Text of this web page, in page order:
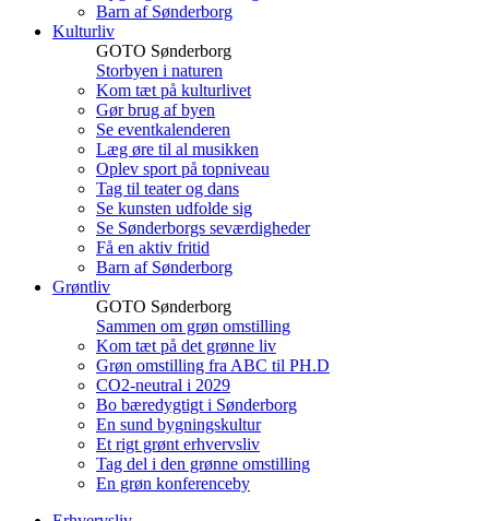
Barn af Sønderborg
Kulturliv
GOTO Sønderborg
Storbyen i naturen
Kom tæt på kulturlivet
Gør brug af byen
Se eventkalenderen
Læg øre til al musikken
Oplev sport på topniveau
Tag til teater og dans
Se kunsten udfolde sig
Se Sønderborgs seværdigheder
Få en aktiv fritid
Barn af Sønderborg
Grøntliv
GOTO Sønderborg
Sammen om grøn omstilling
Kom tæt på det grønne liv
Grøn omstilling fra ABC til PH.D
CO2-neutral i 2029
Bo bæredygtigt i Sønderborg
En sund bygningskultur
Et rigt grønt erhvervsliv
Tag del i den grønne omstilling
En grøn konferenceby